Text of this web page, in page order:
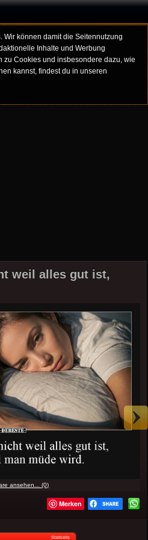
Wir können damit die Seitennutzung
Inhalte und Werbung
zu Cookies und insbesondere dazu, wie
kannst, findest du in unseren
weil alles gut ist,
ansehen... (0)
Merken
Startseite